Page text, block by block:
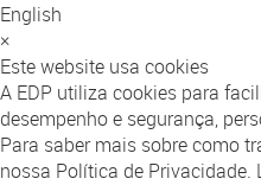
English
×
Este website usa cookies
A EDP utiliza cookies para
desempenho e segurança,
Para saber mais sobre como
nossa Política de Privacidade.